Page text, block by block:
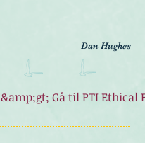
Dan Hughes
&amp;gt; Gå til PTI